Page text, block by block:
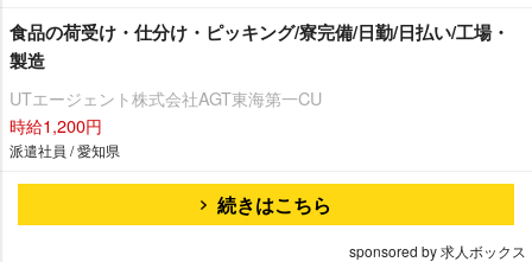
食品の荷受け・仕分け・ピッキング/寮完備/日勤/日払い/工場・
製造
UTエージェント株式会社AGT東海第一CU
時給1,200円
派遣社員 / 愛知県
続きはこちら
sponsored by 求人ボックス